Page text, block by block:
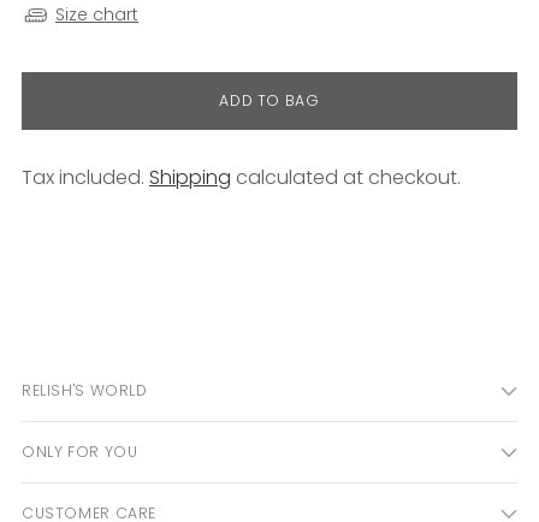
Size chart
ADD TO BAG
Tax included. Shipping calculated at checkout.
RELISH'S WORLD
ONLY FOR YOU
CUSTOMER CARE